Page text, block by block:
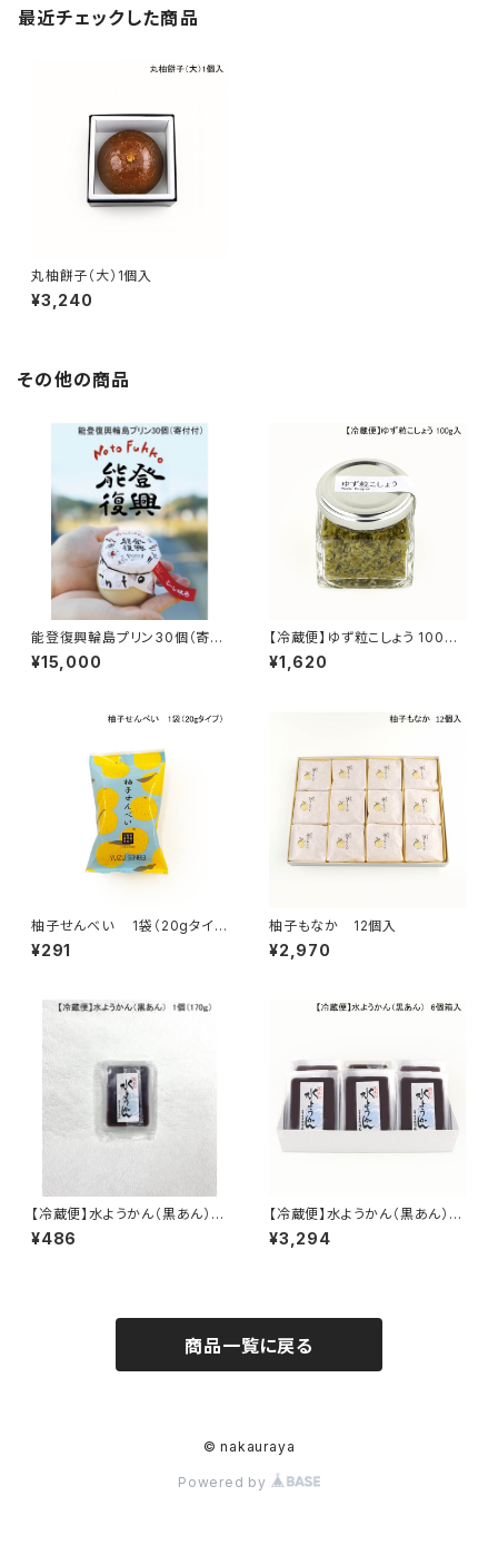
最近チェックした商品
丸柚餅子（大）1個入
¥3,240
その他の商品
能登復興輪島プリン30個（寄付
付）
¥15,000
【冷蔵便】ゆず粒こしょう 100g
入
¥1,620
柚子せんべい 1袋（20gタイ
プ）
¥291
柚子もなか 12個入
¥2,970
【冷蔵便】水ようかん（黒あん）
1個（170ｇ）
¥486
【冷蔵便】水ようかん（黒あん）
6個箱入（170ｇ×6個入）
¥3,294
商品一覧に戻る
© nakauraya
Powered by